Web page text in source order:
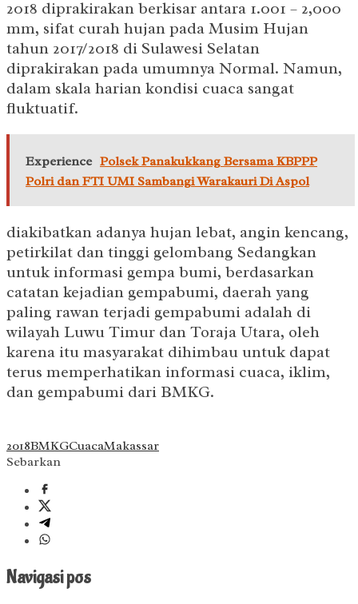
2018 diprakirakan berkisar antara 1.001 – 2,000
mm, sifat curah hujan pada Musim Hujan
tahun 2017/2018 di Sulawesi Selatan
diprakirakan pada umumnya Normal. Namun,
dalam skala harian kondisi cuaca sangat
fluktuatif.
Experience Polsek Panakukkang Bersama KBPPP
Polri dan FTI UMI Sambangi Warakauri Di Aspol
diakibatkan adanya hujan lebat, angin kencang,
petirkilat dan tinggi gelombang Sedangkan
untuk informasi gempa bumi, berdasarkan
catatan kejadian gempabumi, daerah yang
paling rawan terjadi gempabumi adalah di
wilayah Luwu Timur dan Toraja Utara, oleh
karena itu masyarakat dihimbau untuk dapat
terus memperhatikan informasi cuaca, iklim,
dan gempabumi dari BMKG.
2018BMKGCuacaMakassar
Sebarkan
Navigasi pos